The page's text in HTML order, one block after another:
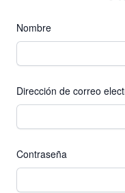
Nombre
Dirección de correo
Contraseña